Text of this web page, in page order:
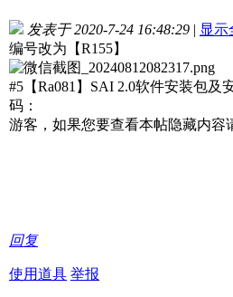
发表于 2020-7-24 16:48:29 | 显示
编号改为【R155】
#5【Ra081】SAI 2.0软件安装包及
码：
游客，如果您要查看本帖隐藏内容
回复
使用道具 举报